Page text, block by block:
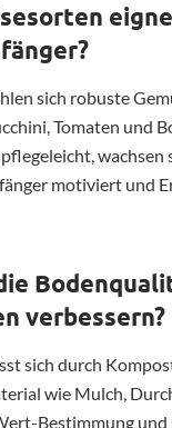
sich robuste
Tomaten und
wachsen
motiviert und
verbessern?
sich durch
wie Mulch,
Bestimmung und